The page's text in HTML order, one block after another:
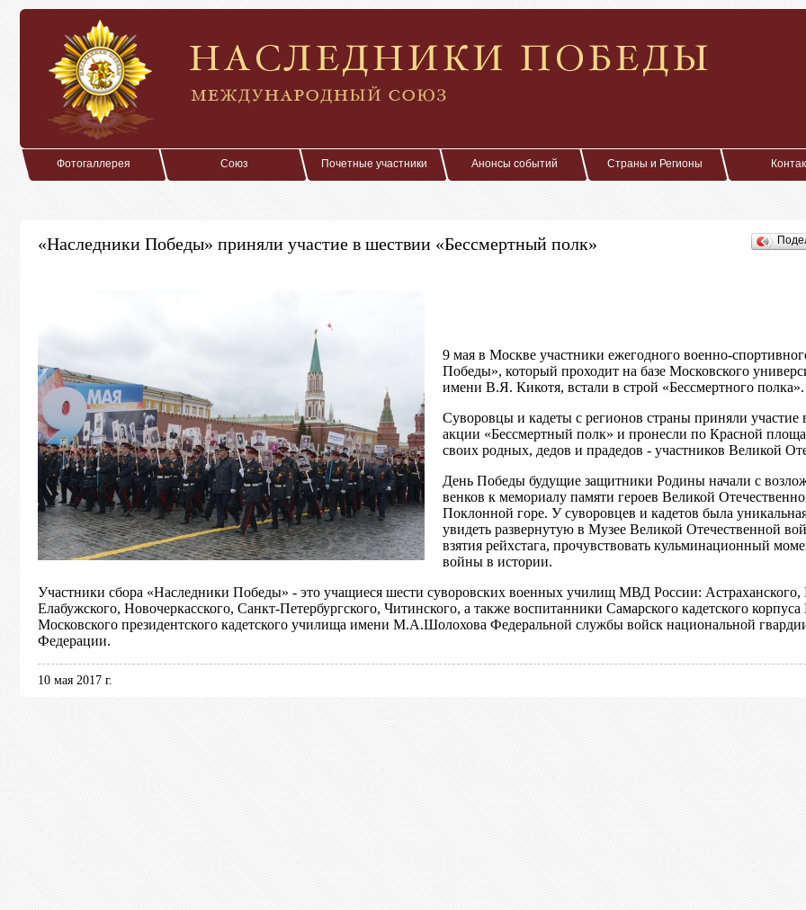
Фотогаллерея Союз Почетные участники Анонсы событий Страны и Регионы
«Наследники Победы» приняли участие в шествии «Бессмертный полк»
9 мая в Москве участники ежегодного военно-
Победы», который проходит на базе Московского
имени В.Я. Кикотя, встали в строй «Бесcмертного полка».
Суворовцы и кадеты с регионов страны приняли участие
акции «Бессмертный полк» и пронесли по Красной
своих родных, дедов и прадедов - участников Великой
День Победы будущие защитники Родины начали с
венков к мемориалу памяти героев Великой
Поклонной горе. У суворов­цев и кадетов была
увидеть развернутую в Музее Великой Отечественной
взятия рейхстага, прочувство­вать кульминационный
войны в истории.
Участники сбора «Наследники Победы» - это учащиеся шести суворовских военных училищ МВД России: Астраханского,
Елабужского, Новочеркасского, Санкт-Петербургского, Читинского, а также воспитанники Самарского кадетского
Московского президентского кадетского училища имени М.А.Шолохова Федеральной службы войск национальной
Федерации.
10 мая 2017 г.